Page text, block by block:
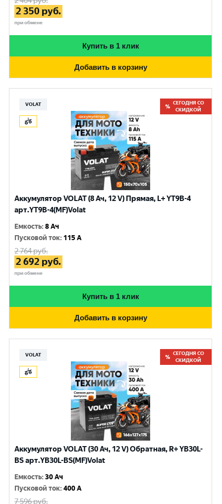
2 350 руб.
при обмене
Купить в 1 клик
Добавить в корзину
VOLAT
СЕГОДНЯ СО
СКИДКОЙ
Аккумулятор VOLAT (8 Ач, 12 V) Прямая, L+ YT9B-4
арт.YT9B-4(MF)Volat
Емкость:8 Ач
Пусковой ток: 115 A
2 764руб.
2 692 руб.
при обмене
Купить в 1 клик
Добавить в корзину
VOLAT
СЕГОДНЯ СО
СКИДКОЙ
Аккумулятор VOLAT (30 Ач, 12 V) Обратная, R+ YB30L-
BS арт.YB30L-BS(MF)Volat
Емкость:30 Ач
Пусковой ток:400 A
7 596руб.